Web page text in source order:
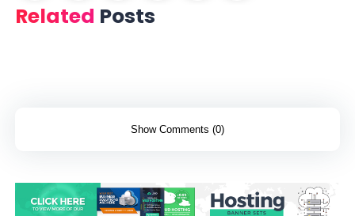
Related Posts
Show Comments (0)